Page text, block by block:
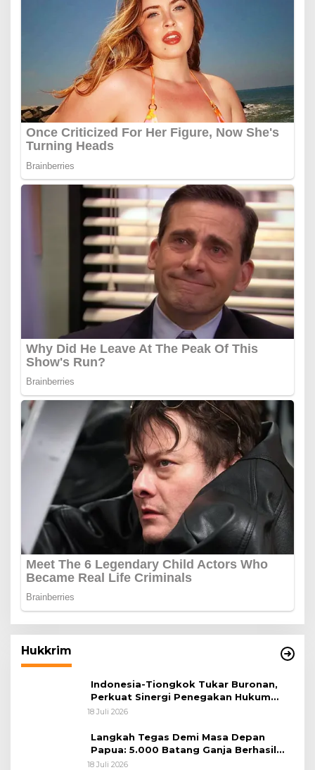
Hukkrim
Indonesia-Tiongkok Tukar Buronan,
Perkuat Sinergi Penegakan Hukum
Lintas Negara
18 Juli 2026
Langkah Tegas Demi Masa Depan
Papua: 5.000 Batang Ganja Berhasil
Diungkap Koops TNI Habema
18 Juli 2026